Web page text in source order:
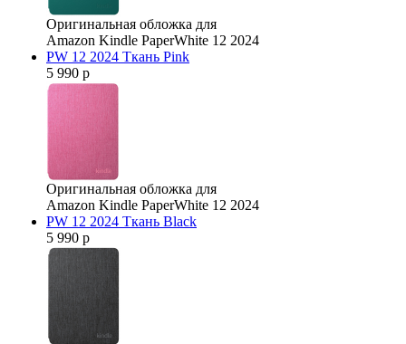
Оригинальная обложка для
Amazon Kindle PaperWhite 12 2024
PW 12 2024 Ткань Pink
5 990 р
Оригинальная обложка для
Amazon Kindle PaperWhite 12 2024
PW 12 2024 Ткань Black
5 990 р